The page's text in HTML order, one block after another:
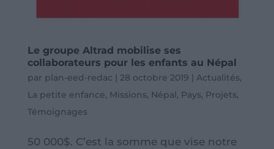
Le groupe Altrad mobilise ses
collaborateurs pour les enfants au Népal
par plan-eed-redac 28 octobre 2019 Actualités,
La petite enfance, Missions, Népal , Pays, Projets,
Témoignages
50 000$. C’est la somme que vise notre